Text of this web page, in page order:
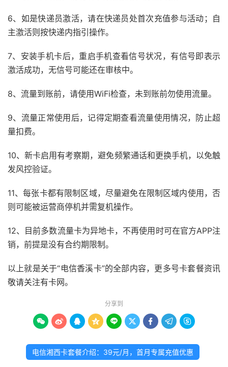
6、如是快递员激活，请在快递员处首次充值参与活动；自
主激活则按快递内指引操作。
7、安装手机卡后，重启手机查看信号状况，有信号即表示
激活成功，无信号可能还在审核中。
8、流量到账前，请使用WiFi检查，未到账前勿使用流量。
9、流量正常使用后，记得定期查看流量使用情况，防止超
量扣费。
10、新卡启用有考察期，避免频繁通话和更换手机，以免触
发风控验证。
11、每张卡都有限制区域，尽量避免在限制区域内使用，否
则可能被运营商停机并需复机操作。
12、目前多数流量卡为异地卡，不再使用时可在官方APP注
销，前提是没有合约期限制。
以上就是关于“电信香溪卡”的全部内容，更多号卡套餐资讯
敬请关注有卡网。
分享到
        
电信湘西卡套餐介绍：39元/月，首月专属充值优惠